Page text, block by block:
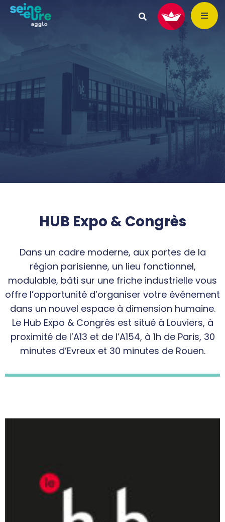
HUB Expo & Congrès
Dans un cadre moderne, aux portes de la
région parisienne, un lieu fonctionnel,
modulable, bâti sur une friche industrielle vous
offre l’opportunité d’organiser votre événement
dans un nouvel espace à dimension humaine.
Le Hub Expo & Congrès est situé à Louviers, à
proximité de l’A13 et de l’A154, à 1h de Paris, 30
minutes d’Evreux et 30 minutes de Rouen.